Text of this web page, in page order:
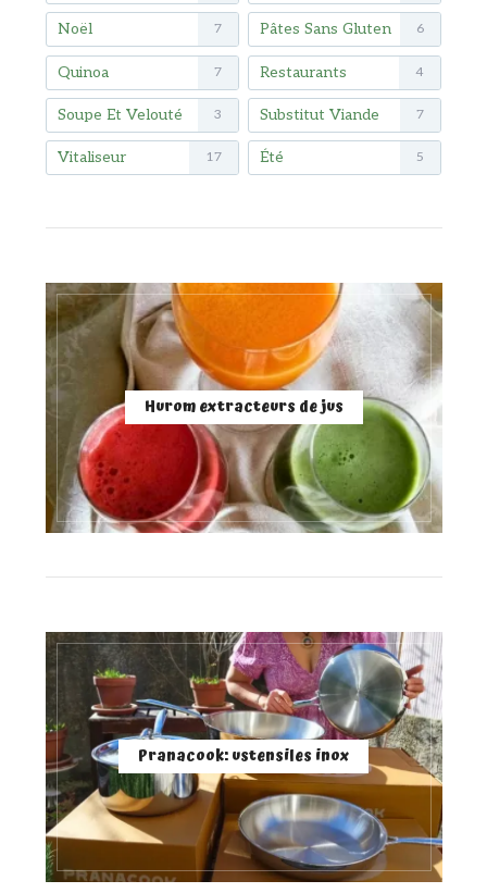
Noël 7 Pâtes Sans Gluten 6
Quinoa 7 Restaurants 4
Soupe Et Velouté 3 Substitut Viande 7
Vitaliseur 17 Été 5
Hurom extracteurs de jus
Pranacook: ustensiles inox